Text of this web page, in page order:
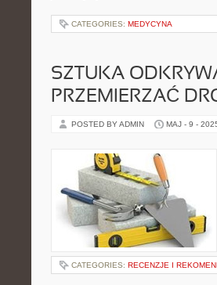
CATEGORIES: MEDYCYNA
SZTUKA
PRZEMIERZAĆ
POSTED BY ADMIN MAJ - 9 -
CATEGORIES: RECENZJE I